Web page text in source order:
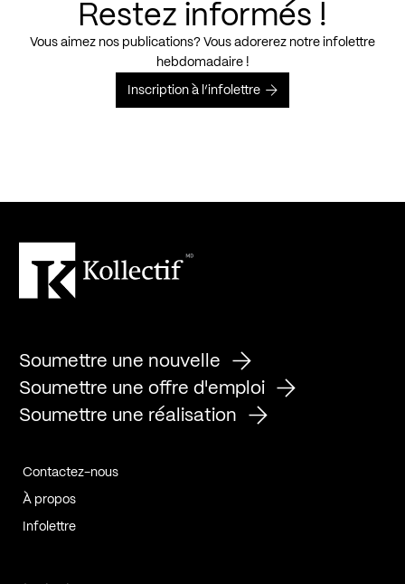
Restez informés !
Vous aimez nos publications? Vous adorerez notre infolettre
hebdomadaire !
Inscription à l’infolettre
Soumettre une nouvelle
Soumettre une offre d'emploi
Soumettre une réalisation
Contactez-nous
À propos
Infolettre